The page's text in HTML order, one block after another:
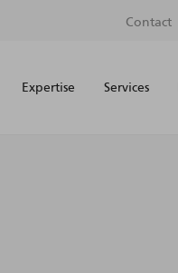
Contact
Expertise Services